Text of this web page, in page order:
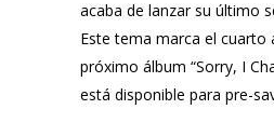
acaba de lanzar su último
Este tema marca el cuarto
próximo álbum “Sorry, I
está disponible para pre-